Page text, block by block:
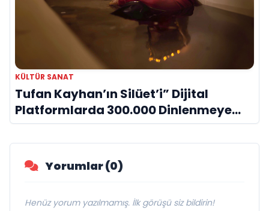
KÜLTÜR SANAT
Tufan Kayhan’ın Silüet’i” Dijital
Platformlarda 300.000 Dinlenmeye
Ulaştı
Yorumlar (0)
Henüz yorum yazılmamış. İlk görüşü siz bildirin!